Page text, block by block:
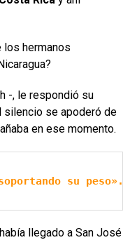
los hermanos
-, le respondió su
silencio se apoderó de
en ese momento.
su
llegado a San José